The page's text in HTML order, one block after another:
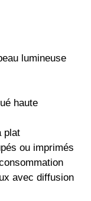
lumineuse
haute
plat
ou imprimés
avec diffusion